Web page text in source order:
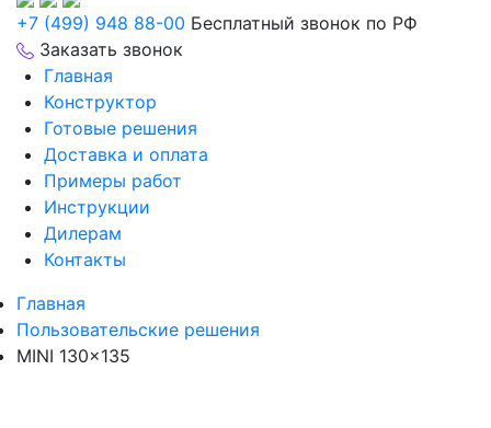
+7 (499) 948 88-00 Бесплатный звонок по РФ
Заказать звонок
Главная
Конструктор
Готовые решения
Доставка и оплата
Примеры работ
Инструкции
Дилерам
Контакты
Главная
Пользовательские решения
MINI 130×135